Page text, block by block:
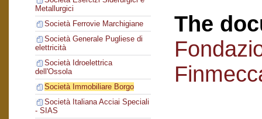
Metallurgici
Società Ferrovie Marchigiane
Società Generale Pugliese di
elettricità
Società Idroelettrica
dell'Ossola
Società Immobiliare Borgo
Società Italiana Acciai Speciali
- SIAS
The